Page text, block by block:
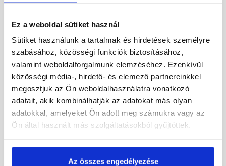
Ez a weboldal sütiket használ
Sütiket használunk a tartalmak és hirdetések személyre
szabásához, közösségi funkciók biztosításához,
valamint weboldalforgalmunk elemzéséhez. Ezenkívül
közösségi média-, hirdető- és elemező partnereinkkel
megosztjuk az Ön weboldalhasználatra vonatkozó
adatait, akik kombinálhatják az adatokat más olyan
adatokkal, amelyeket Ön adott meg számukra vagy az
Ön által használt más szolgáltatásokból gyűjtöttek.
Az összes engedélyezése
1 225 Ft/ db
Megnézem Megnézem